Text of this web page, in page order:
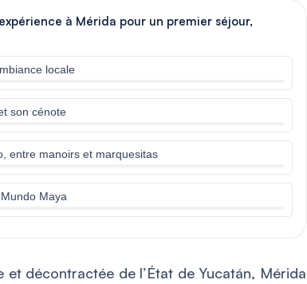
à Mérida pour un premier séjour,
locale
son cénote
entre manoirs et marquesitas
Maya
décontractée de l’État de Yucatán, Mérida